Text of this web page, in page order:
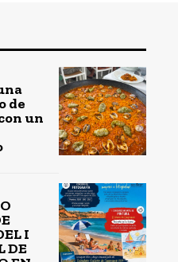
de
un
I
DE